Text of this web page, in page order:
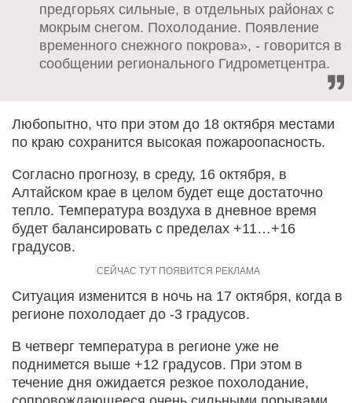
предгорьях сильные, в отдельных районах с
мокрым снегом. Похолодание. Появление
временного снежного покрова», - говорится в
сообщении регионального Гидрометцентра.
Любопытно, что при этом до 18 октября местами
по краю сохранится высокая пожароопасность.
Согласно прогнозу, в среду, 16 октября, в
Алтайском крае в целом будет еще достаточно
тепло. Температура воздуха в дневное время
будет балансировать с пределах +11…+16
градусов.
Ситуация изменится в ночь на 17 октября, когда в
регионе похолодает до -3 градусов.
В четверг температура в регионе уже не
поднимется выше +12 градусов. При этом в
течение дня ожидается резкое похолодание,